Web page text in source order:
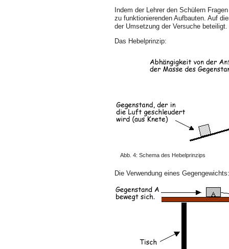
Indem der Lehrer den Schülern
zu funktionierenden Aufbauten. Auf
der Umsetzung der Versuche
Das Hebelprinzip:
Abb. 4: Schema des Hebelprinzips
Die Verwendung eines Gegengewichts: